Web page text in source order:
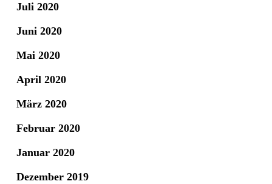
Juli 2020
Juni 2020
Mai 2020
April 2020
März 2020
Februar 2020
Januar 2020
Dezember 2019